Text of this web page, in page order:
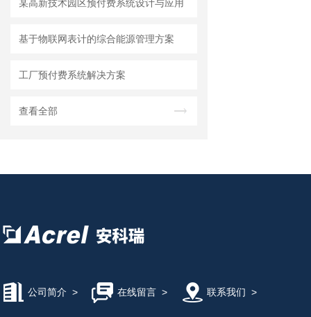
某高新技术园区预付费系统设计与应用
基于物联网表计的综合能源管理方案
工厂预付费系统解决方案
查看全部
公司简介 > 在线留言> 联系我们 >